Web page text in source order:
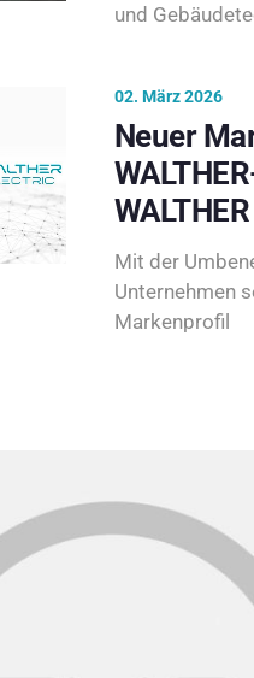
und
02. März 2026
Neuer
Mit der
Unternehmen
Markenprofil